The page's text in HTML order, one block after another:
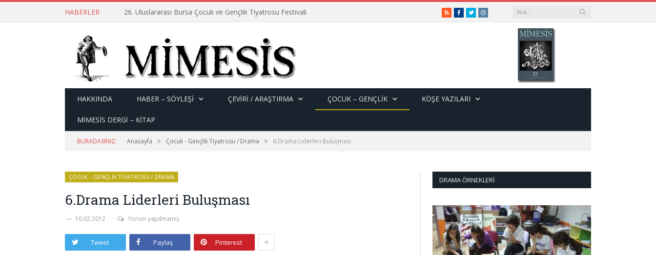
HABERLER 26. Uluslararası Bursa Çocuk ve Gençlik Tiyatrosu Festivali RSSFacebook
TwitterInstagram
HAKKINDA HABER – SÖYLEŞI ÇEVİRİ / ARAŞTIRMA ÇOCUK – GENÇLIK KÖŞE YAZILARI
MİMESİS DERGİ – KİTAP
BURADASINIZ: Anasayfa » Çocuk - Gençlik Tiyatrosu / Drama » 6.Drama Liderleri Buluşması
ÇOCUK - GENÇLIK TIYATROSU / DRAMA
6.Drama Liderleri Buluşması
10.02.2012 Yorum yapılmamış
Tweet Paylaş Pinterest +
DRAMA ÖRNEKLERI